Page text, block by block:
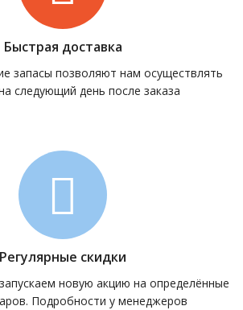
Быстрая доставка
запасы позволяют нам осуществлять
следующий день после заказа
Регулярные скидки
новую акцию на определённые
Подробности у менеджеров